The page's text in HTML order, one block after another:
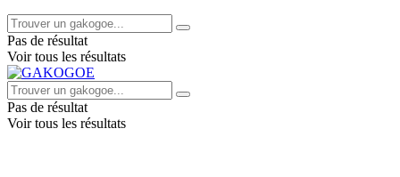
Pas de résultat
Voir tous les résultats
Pas de résultat
Voir tous les résultats